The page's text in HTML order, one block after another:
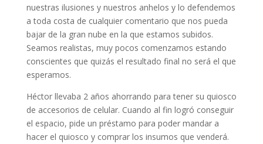
nuestras ilusiones y nuestros anhelos y lo defendemos
a toda costa de cualquier comentario que nos pueda
bajar de la gran nube en la que estamos subidos.
Seamos realistas, muy pocos comenzamos estando
conscientes que quizás el resultado final no será el que
esperamos.
Héctor llevaba 2 años ahorrando para tener su quiosco
de accesorios de celular. Cuando al fin logró conseguir
el espacio, pide un préstamo para poder mandar a
hacer el quiosco y comprar los insumos que venderá.